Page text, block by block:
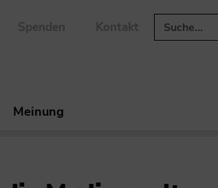
Spenden Kontakt
Meinung